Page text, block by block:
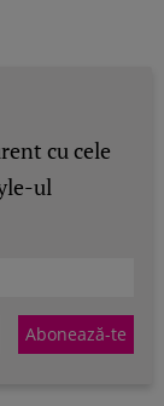
cu cele
ul